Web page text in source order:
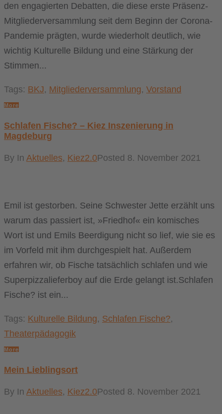
den engagierten Debatten, die diese erste Präsenz-
Mitgliederversammlung seit dem Beginn der Corona-
Pandemie prägten, wurde wiederholt deutlich, wie
wichtig Kulturelle Bildung und eine Stärkung der
Stimmen...
Tags: BKJ, Mitgliederversammlung, Vorstand
More
Schlafen Fische? – Kiez Inszenierung in
Magdeburg
By In Aktuelles, Kiez2.0Posted 8. November 2021
Emil ist gestorben. Seine Schwester Jette erzählt uns
warum das passiert ist, »Friedhof« ein komisches
Wort ist und Emils Beerdigung nicht so lief, wie sie es
im Vorfeld mit ihm durchgespielt hat. Außerdem
erfahren wir, ob Fische tatsächlich schlafen und wie
Superpizzalieferboy auf die Erde gelangt ist.Schlafen
Fische? ist ein...
Tags: Kulturelle Bildung, Schlafen Fische?,
Theaterpädagogik
More
Mein Lieblingsort
By In Aktuelles, Kiez2.0Posted 8. November 2021